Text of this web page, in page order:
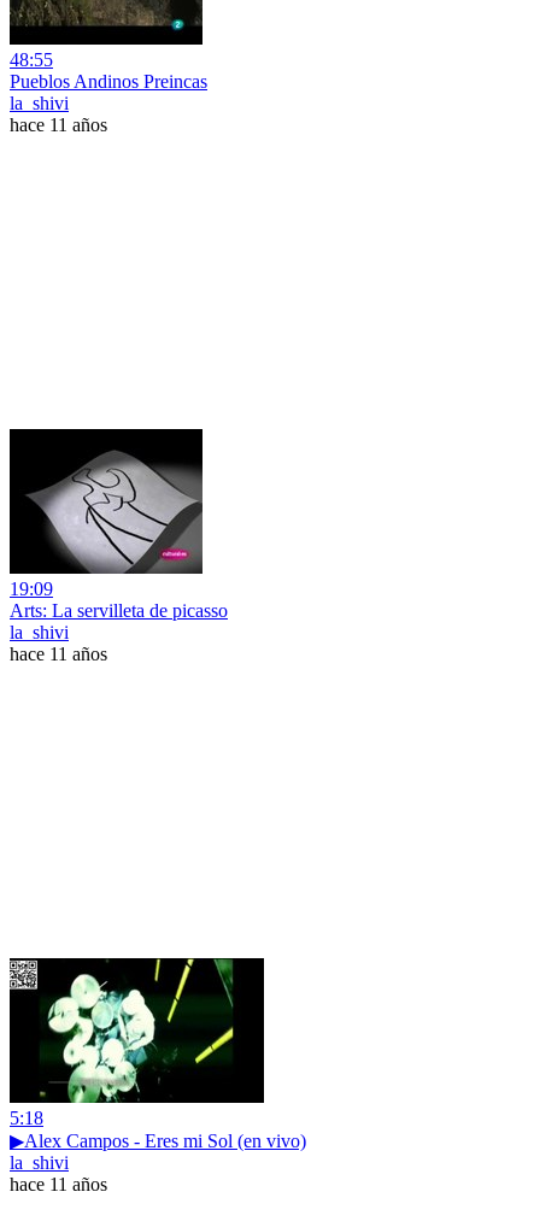
48:55
Pueblos Andinos Preincas
la_shivi
hace 11 años
19:09
Arts: La servilleta de picasso
la_shivi
hace 11 años
5:18
▶Alex Campos - Eres mi Sol (en vivo)
la_shivi
hace 11 años